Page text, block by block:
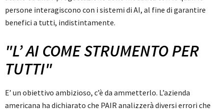
persone interagiscono con i sistemi di AI, al fine di garantire
benefici a tutti, indistintamente.
L’ AI COME STRUMENTO PER
TUTTI
E’ un obiettivo ambizioso, c’è da ammetterlo. L’azienda
americana ha dichiarato che PAIR analizzerà diversi errori che